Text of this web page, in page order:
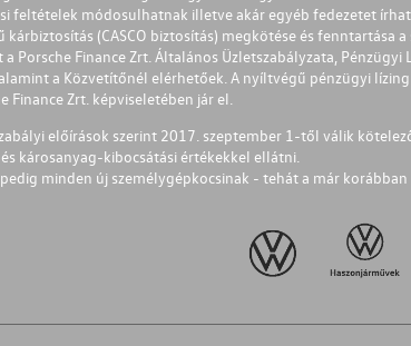
feltételek módosulhatnak illetve akár egyéb fedezetet
(CASCO biztosítás) megkötése és
Porsche Finance Zrt. Általános Üzletszabályzata,
a Közvetítőnél elérhetőek. A nyíltvégű pénzügyi
Finance Zrt. képviseletében jár el.
előírások szerint 2017. szeptember 1-től válik
károsanyag-kibocsátási értékekkel ellátni.
minden új személygépkocsinak - tehát a már